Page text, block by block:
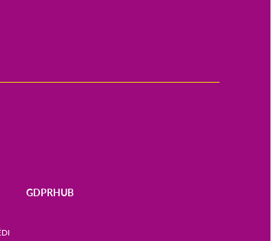
GDPRHUB